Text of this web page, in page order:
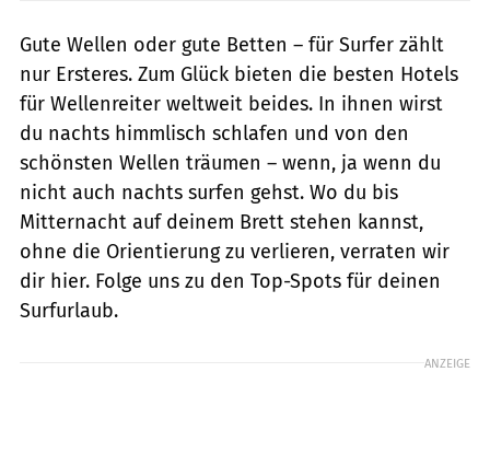
Gute Wellen oder gute Betten – für Surfer zählt
nur Ersteres. Zum Glück bieten die besten Hotels
für Wellenreiter weltweit beides. In ihnen wirst
du nachts himmlisch schlafen und von den
schönsten Wellen träumen – wenn, ja wenn du
nicht auch nachts surfen gehst. Wo du bis
Mitternacht auf deinem Brett stehen kannst,
ohne die Orientierung zu verlieren, verraten wir
dir hier. Folge uns zu den Top-Spots für deinen
Surfurlaub.
ANZEIGE